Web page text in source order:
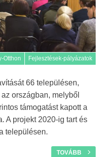
Otthon Fejlesztések-pályázatok
66 településen,
országban, melyből
támogatást kapott a
A projekt 2020-ig tart és
településen.
TOVÁBB